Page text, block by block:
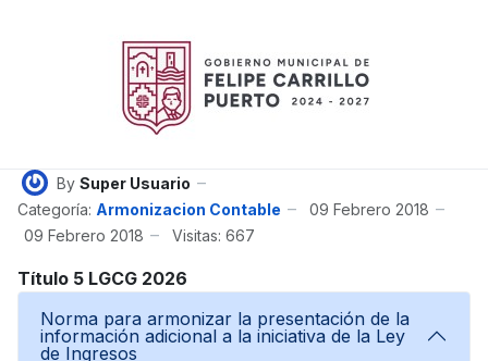
By Super Usuario
Categoría: Armonizacion Contable
09 Febrero 2018
09 Febrero 2018
Visitas: 667
Título 5 LGCG 2026
Norma para armonizar la presentación de la
información adicional a la iniciativa de la Ley
de Ingresos